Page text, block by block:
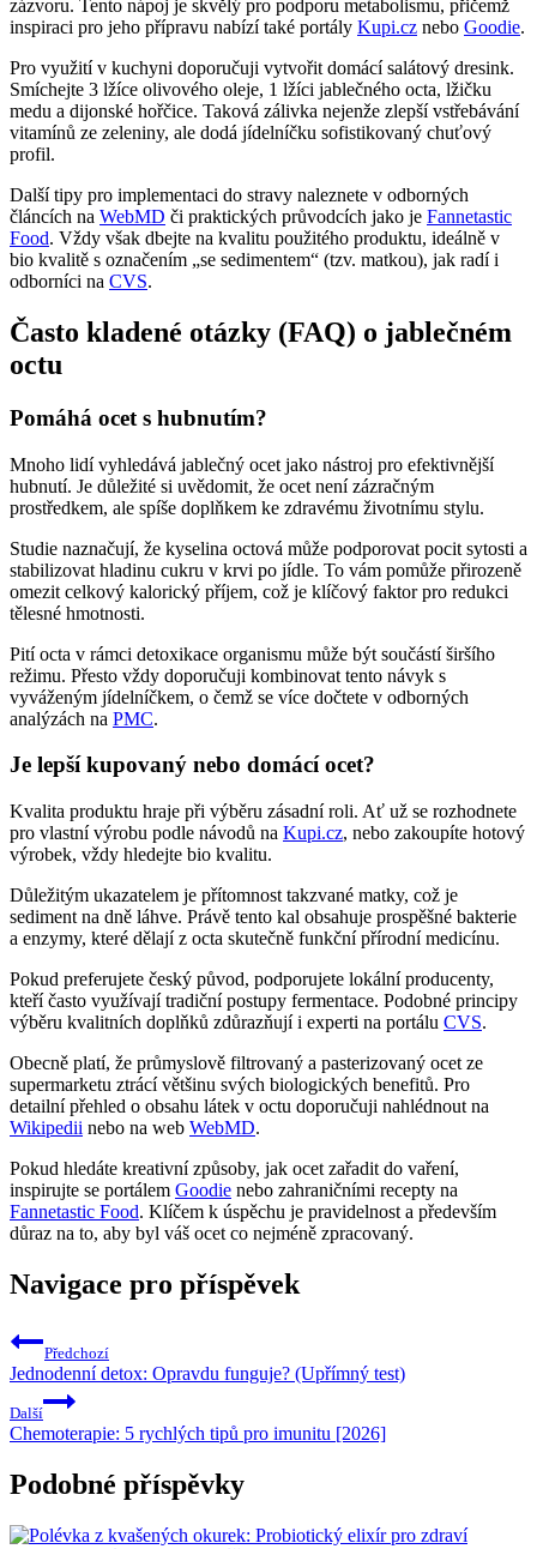
zázvoru. Tento nápoj je skvělý pro podporu metabolismu, přičemž
inspiraci pro jeho přípravu nabízí také portály Kupi.cz nebo Goodie.
Pro využití v kuchyni doporučuji vytvořit domácí salátový dresink.
Smíchejte 3 lžíce olivového oleje, 1 lžíci jablečného octa, lžičku
medu a dijonské hořčice. Taková zálivka nejenže zlepší vstřebávání
vitamínů ze zeleniny, ale dodá jídelníčku sofistikovaný chuťový
profil.
Další tipy pro implementaci do stravy naleznete v odborných
článcích na WebMD či praktických průvodcích jako je Fannetastic
Food. Vždy však dbejte na kvalitu použitého produktu, ideálně v
bio kvalitě s označením „se sedimentem“ (tzv. matkou), jak radí i
odborníci na CVS.
Často kladené otázky (FAQ) o jablečném
octu
Pomáhá ocet s hubnutím?
Mnoho lidí vyhledává jablečný ocet jako nástroj pro efektivnější
hubnutí. Je důležité si uvědomit, že ocet není zázračným
prostředkem, ale spíše doplňkem ke zdravému životnímu stylu.
Studie naznačují, že kyselina octová může podporovat pocit sytosti a
stabilizovat hladinu cukru v krvi po jídle. To vám pomůže přirozeně
omezit celkový kalorický příjem, což je klíčový faktor pro redukci
tělesné hmotnosti.
Pití octa v rámci detoxikace organismu může být součástí širšího
režimu. Přesto vždy doporučuji kombinovat tento návyk s
vyváženým jídelníčkem, o čemž se více dočtete v odborných
analýzách na PMC.
Je lepší kupovaný nebo domácí ocet?
Kvalita produktu hraje při výběru zásadní roli. Ať už se rozhodnete
pro vlastní výrobu podle návodů na Kupi.cz, nebo zakoupíte hotový
výrobek, vždy hledejte bio kvalitu.
Důležitým ukazatelem je přítomnost takzvané matky, což je
sediment na dně láhve. Právě tento kal obsahuje prospěšné bakterie
a enzymy, které dělají z octa skutečně funkční přírodní medicínu.
Pokud preferujete český původ, podporujete lokální producenty,
kteří často využívají tradiční postupy fermentace. Podobné principy
výběru kvalitních doplňků zdůrazňují i experti na portálu CVS.
Obecně platí, že průmyslově filtrovaný a pasterizovaný ocet ze
supermarketu ztrácí většinu svých biologických benefitů. Pro
detailní přehled o obsahu látek v octu doporučuji nahlédnout na
Wikipedii nebo na web WebMD.
Pokud hledáte kreativní způsoby, jak ocet zařadit do vaření,
inspirujte se portálem Goodie nebo zahraničními recepty na
Fannetastic Food. Klíčem k úspěchu je pravidelnost a především
důraz na to, aby byl váš ocet co nejméně zpracovaný.
Navigace pro příspěvek
Předchozí
Jednodenní detox: Opravdu funguje? (Upřímný test)
Další
Chemoterapie: 5 rychlých tipů pro imunitu [2026]
Podobné příspěvky